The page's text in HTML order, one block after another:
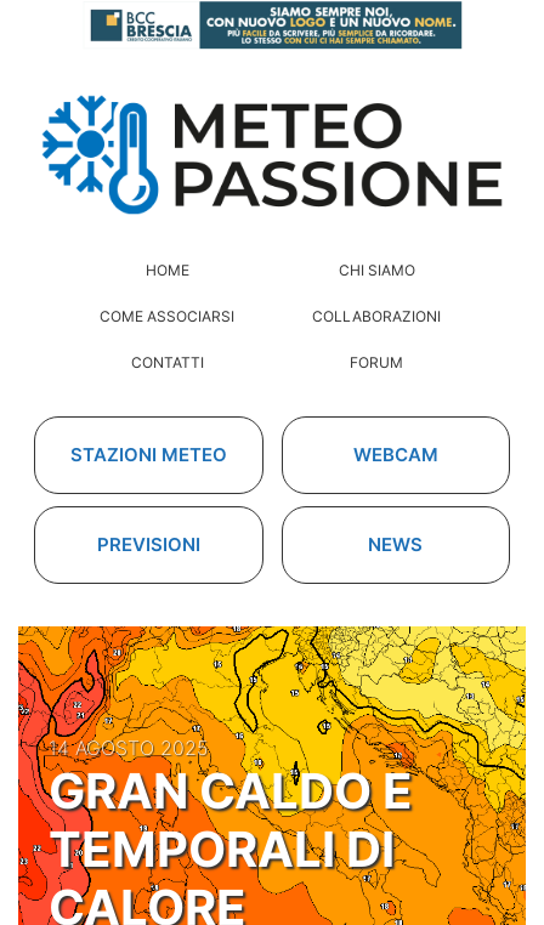
HOME CHI SIAMO
COME ASSOCIARSI COLLABORAZIONI
CONTATTI FORUM
STAZIONI METEO WEBCAM
PREVISIONI NEWS
14 AGOSTO 2025
GRAN CALDO E
TEMPORALI DI
CALORE